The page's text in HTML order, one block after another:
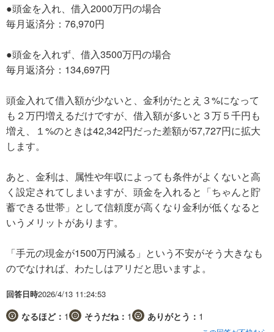
●頭金を入れ、借入2000万円の場合
毎月返済分：76,970円
●頭金を入れず、借入3500万円の場合
毎月返済分：134,697円
頭金入れて借入額が少ないと、金利がたとえ３%になって
も２万円増えるだけですが、借入額が多いと３万５千円も
増え、１%のときは42,342円だった差額が57,727円に拡大
します。
あと、金利は、属性や年収によっても条件がよくないと高
く設定されてしまいますが、頭金を入れると「ちゃんと貯
蓄できる世帯」として信頼度が高くなり金利が低くなると
いうメリットがあります。
「手元の現金が1500万円減る」という不安がそう大きなも
のでなければ、わたしはアリだと思いますよ。
回答日時2026/4/13 11:24:53
なるほど： 1 そうだね： 1 ありがとう： 1